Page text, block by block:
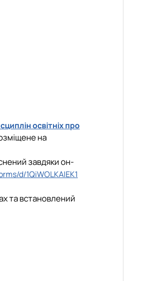
освітніх про
на
завдяки он-
d/1QiWOLKAIEK1
та встановлений